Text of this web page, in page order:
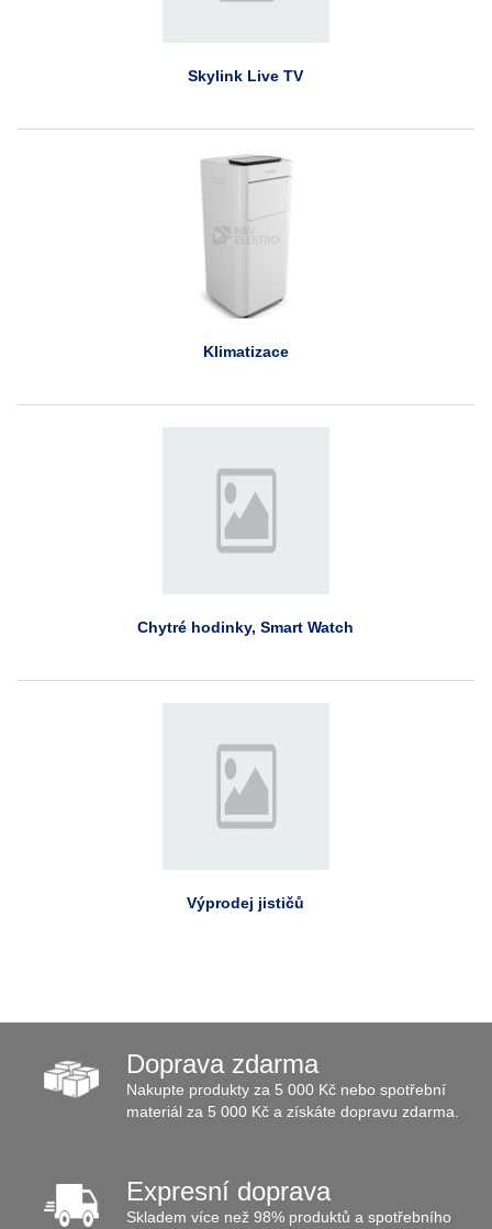
Skylink Live TV
Klimatizace
Chytré hodinky, Smart Watch
Výprodej jističů
Doprava zdarma
Nakupte produkty za 5 000 Kč nebo spotřební
materiál za 5 000 Kč a získáte dopravu zdarma.
Expresní doprava
Skladem více než 98% produktů a spotřebního